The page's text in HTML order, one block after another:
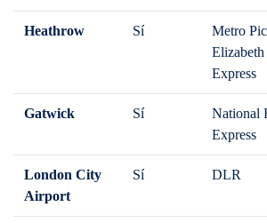
Heathrow Sí
Metro
Express
Gatwick Sí
National
Express
London City
Airport
Sí DLR